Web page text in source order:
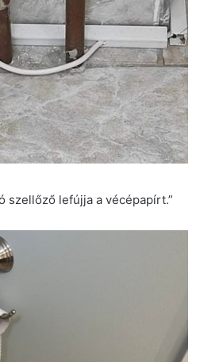
szellőző lefújja a vécépapírt.”